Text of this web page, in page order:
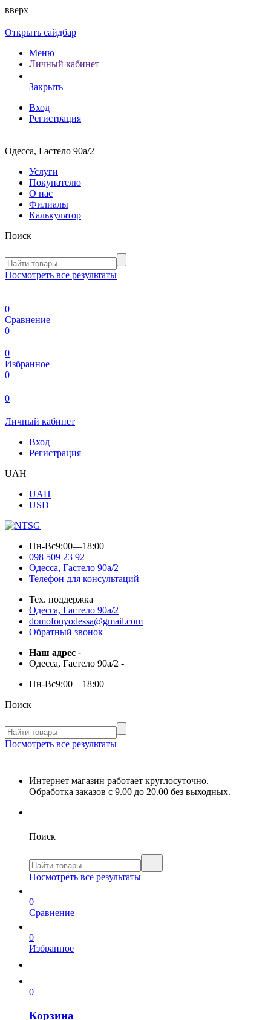
вверх
Открыть сайдбар
Меню
Личный кабинет
Закрыть
Вход
Регистрация
Одесса, Гастело 90а/2
Услуги
Покупателю
О нас
Филиалы
Калькулятор
Поиск
Посмотреть все результаты
0
Сравнение
0
0
Избранное
0
0
Личный кабинет
Вход
Регистрация
UAH
UAH
USD
Пн-Вс9:00—18:00
098 509 23 92
Одесса, Гастело 90а/2
Телефон для консультаций
Тех. поддержка
Одесса, Гастело 90а/2
domofonyodessa@gmail.com
Обратный звонок
Наш адрес -
Одесса, Гастело 90а/2 -
Пн-Вс9:00—18:00
Поиск
Посмотреть все результаты
Интернет магазин работает круглосуточно.
Обработка заказов с 9.00 до 20.00 без выходных.
Поиск
Посмотреть все результаты
0
Сравнение
0
Избранное
0
Корзина